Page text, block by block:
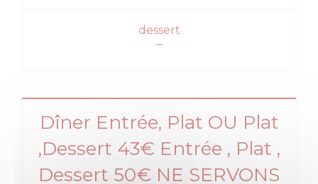
dessert
Dîner Entrée, Plat OU Plat
,Dessert 43€ Entrée , Plat ,
Dessert 50€ NE SERVONS